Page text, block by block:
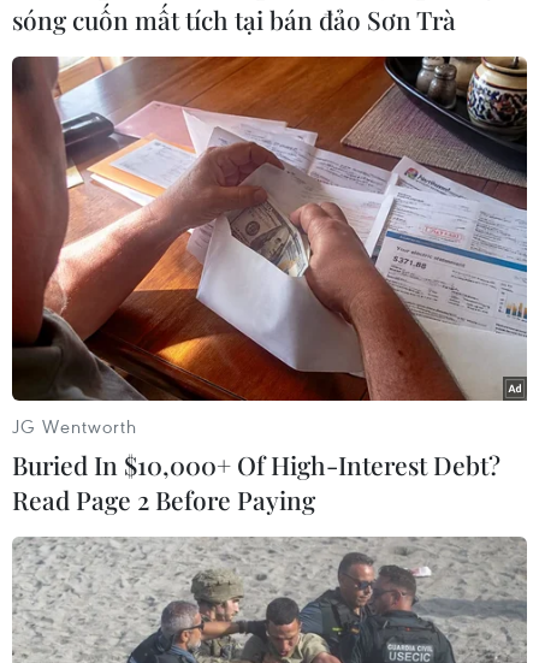
#Thiết bị an ninh
#Tấn công khủng bố
#Tấn công bằng xe tải
#tin tức
#tin tức mới nhất
#tin tức 24h
#tin tức mới nhất trong ngày
#tin tức thời sự
#tin tức hot
#tin tức an ninh
#tin tức hot
#an ninh #an ninh nghệ an
#thời sự
#thời sự hôm nay
#bản tin thời sự
#tội phạm
#truy nã
#tội phạm hình sự #hình sự
#công an
#xã hội
#an ninh xã hội #chính trị
#VietnamPlus
#Vietnam
Theo dõi VietnamPlus
sóng cuốn mất tích tại bán đảo Sơn Trà
JG Wentworth
Buried In $10,000+ Of High-Interest Debt?
Read Page 2 Before Paying